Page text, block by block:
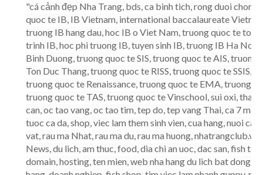
"cá cảnh đẹp Nha Trang, bds, ca binh tich, rong duoi chon,
quoc te IB, IB Vietnam, international baccalaureate
truong IB hang dau, hoc IB o Viet Nam, truong quoc te tot
trinh IB, hoc phi truong IB, tuyen sinh IB, truong IB Ha
Binh Duong, truong quoc te SIS, truong quoc te AIS,
Ton Duc Thang, truong quoc te RISS, truong quoc te SSIS,
truong quoc te Renaissance, truong quoc te EMA, truong
truong quoc te TAS, truong quoc te Vinschool, sui oxi, thac
can, oc tao vang, oc tao tim, tep do, tep vang Thai, ca 7
tuoc ca da, shop, viec lam them sinh vien, cua hang, nuoi
vat, rau ma Nhat, rau ma du, rau ma huong,
News, du lich, am thuc, food, dia chi an uoc, dac san, fish
domain, hosting, ten mien, web nha hang du lich bat dong